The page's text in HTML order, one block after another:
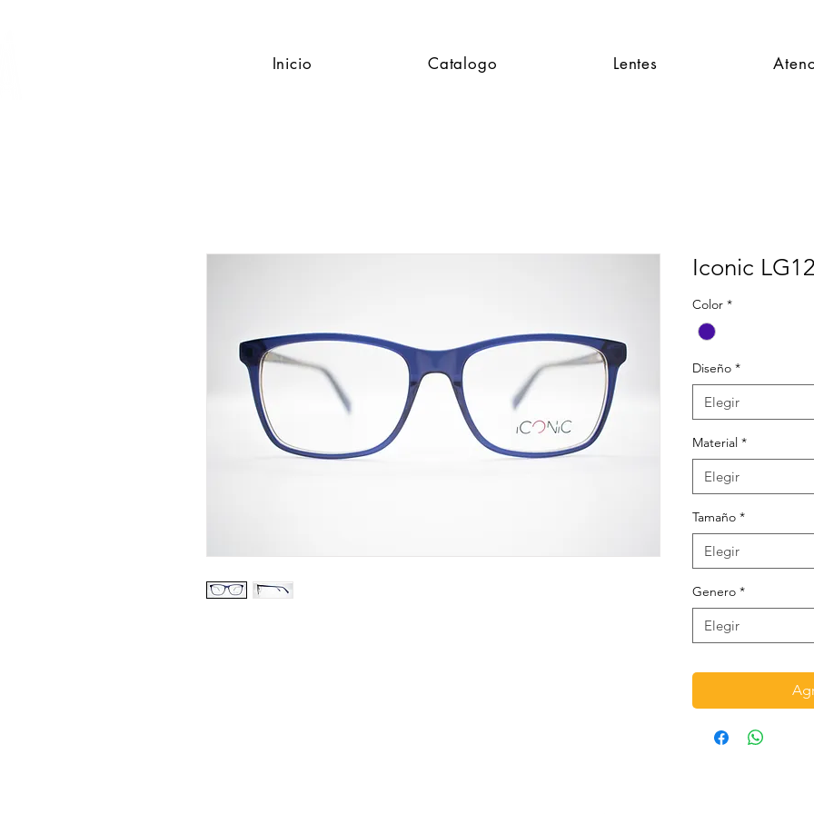
Inicio Catalogo Lentes
Iconic
Color *
Diseño *
Elegir
Material *
Elegir
Tamaño *
Elegir
Genero *
Elegir